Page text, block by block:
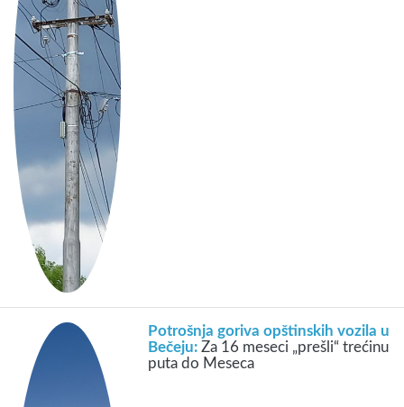
Potrošnja goriva opštinskih vozila u
Bečeju:Za 16 meseci „prešli“ trećinu
puta do Meseca